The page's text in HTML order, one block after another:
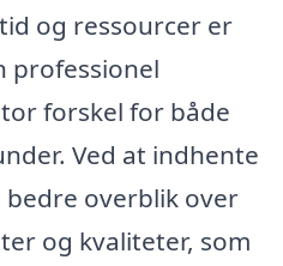
og ressourcer er
professionel
forskel for både
Ved at indhente
overblik over
og kvaliteter, som